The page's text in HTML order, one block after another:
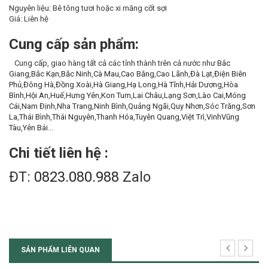
Nguyên liệu: Bê tông tươi hoặc xi măng cốt sợi
Giá: Liên hệ
Cung cấp sản phẩm:
Cung cấp, giao hàng tất cả các tỉnh thành trên cả nước như Bắc
Giang,Bắc Kạn,Bắc Ninh,Cà Mau,Cao Bằng,Cao Lãnh,Đà Lạt,Điện Biên
Phủ,Đông Hà,Đồng Xoài,Hà Giang,Hạ Long,Hà Tĩnh,Hải Dương,Hòa
Bình,Hội An,Huế,Hưng Yên,Kon Tum,Lai Châu,Lạng Sơn,Lào Cai,Móng
Cái,Nam Định,Nha Trang,Ninh Bình,Quảng Ngãi,Quy Nhơn,Sóc Trăng,Sơn
La,Thái Bình,Thái Nguyên,Thanh Hóa,Tuyên Quang,Việt Trì,VinhVũng
Tàu,Yên Bái...
Chi tiết liên hệ :
ĐT: 0823.080.988 Zalo
SẢN PHẨM LIÊN QUAN